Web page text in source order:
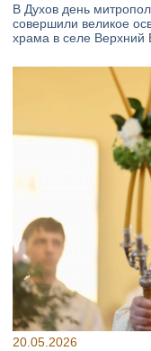
В Духов день
совершили великое
храма в селе Верхний
20.05.2026